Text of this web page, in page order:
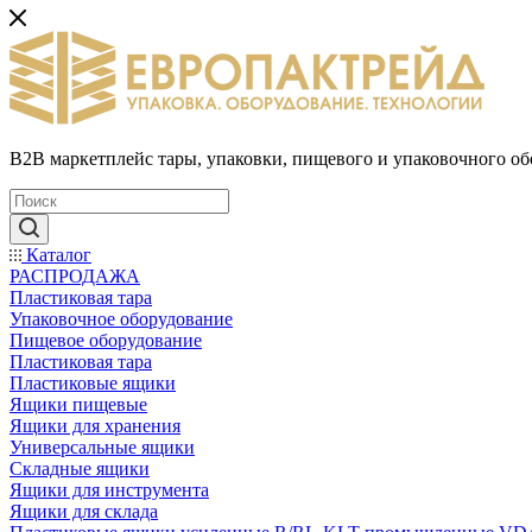
B2B маркетплейс тары, упаковки, пищевого и упаковочного
Каталог
РАСПРОДАЖА
Пластиковая тара
Упаковочное оборудование
Пищевое оборудование
Пластиковая тара
Пластиковые ящики
Ящики пищевые
Ящики для хранения
Универсальные ящики
Складные ящики
Ящики для инструмента
Ящики для склада